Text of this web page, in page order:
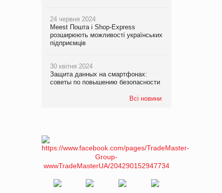
24 червня 2024
Meest Пошта і Shop-Express
розширюють можливості українських
підприємців
30 квітня 2024
Защита данных на смартфонах:
советы по повышению безопасности
Всі новини